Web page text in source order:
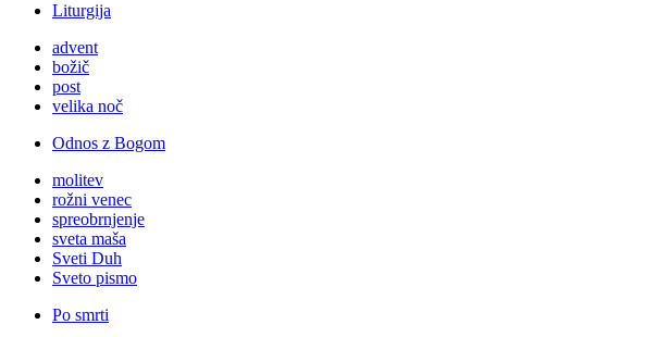
Liturgija
advent
božič
post
velika noč
Odnos z Bogom
molitev
rožni venec
spreobrnjenje
sveta maša
Sveti Duh
Sveto pismo
Po smrti